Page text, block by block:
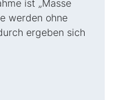
ist „Masse
werden ohne
ergeben sich